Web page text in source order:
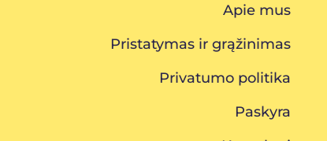
Apie mus
Pristatymas ir grąžinimas
Privatumo politika
Paskyra